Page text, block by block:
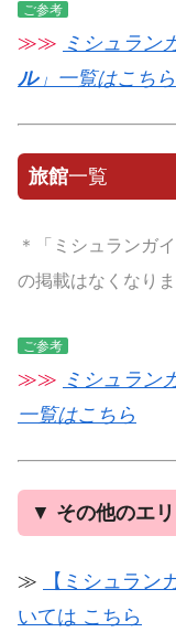
ご参考
≫≫ ミシュラン
ル」一覧はこちら
旅館一覧
＊「ミシュランガ
の掲載はなくなりま
ご参考
≫≫ ミシュラン
一覧はこちら
▼ その他のエ
≫
【ミシュラン
いては こちら